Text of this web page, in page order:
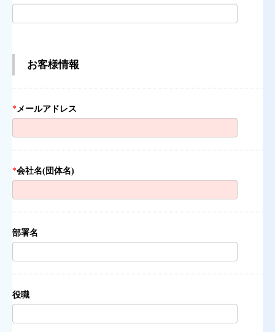
お客様情報
*メールアドレス
*会社名(団体名)
部署名
役職